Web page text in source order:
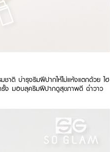
ชาติ บำรุงริมฝีปากให้ไม่แห้งแตกด้วย ไฮ
รั้ง มอบลุคริมฝีปากดูสุขภาพดี ฉ่ำวาว